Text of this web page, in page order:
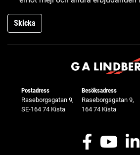
Skicka
Postadress
Raseborgsgatan 9,
SE-164 74 Kista
Besöksadress
Raseborgsgatan 9,
164 74 Kista
Facebook